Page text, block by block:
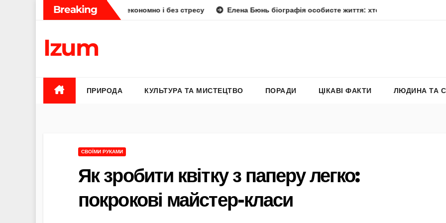
Breaking
як планувати смачно, економно і без стресу Елена Бюнь біографія особисте життя: хто вона насправді Елена
Izum
ПРИРОДА КУЛЬТУРА ТА МИСТЕЦТВО ПОРАДИ ЦІКАВІ ФАКТИ ЛЮДИНА ТА
СВОЇМИ РУКАМИ
Як зробити квітку з паперу легко:
покрокові майстер-класи